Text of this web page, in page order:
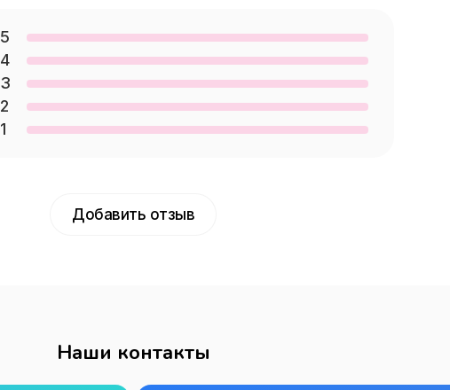
5
4
3
2
1
Добавить отзыв
Наши контакты